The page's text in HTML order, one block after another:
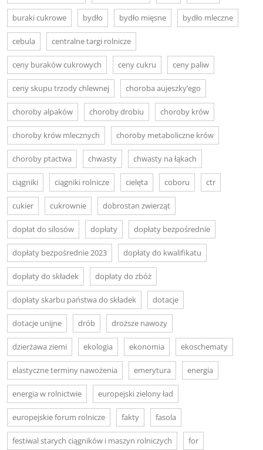
buraki cukrowe bydło bydło mięsne bydło mleczne
cebula centralne targi rolnicze
ceny buraków cukrowych ceny cukru ceny paliw
ceny skupu trzody chlewnej choroba aujeszky’ego
choroby alpaków choroby drobiu choroby krów
choroby krów mlecznych choroby metaboliczne krów
choroby ptactwa chwasty chwasty na łąkach
ciągniki ciągniki rolnicze cielęta coboru ctr
cukier cukrownie dobrostan zwierząt
dopłat do silosów dopłaty dopłaty bezpośrednie
dopłaty bezpośrednie 2023 dopłaty do kwalifikatu
dopłaty do składek dopłaty do zbóż
dopłaty skarbu państwa do składek dotacje
dotacje unijne drób droższe nawozy
dzierżawa ziemi ekologia ekonomia ekoschematy
elastyczne terminy nawożenia emerytura energia
energia w rolnictwie europejski zielony ład
europejskie forum rolnicze fakty fasola
festiwal starych ciągników i maszyn rolniczych for